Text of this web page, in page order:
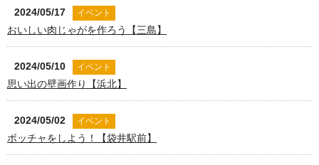
2024/05/17 イベント
おいしい肉じゃがを作ろう【三島】
2024/05/10 イベント
思い出の壁画作り【浜北】
2024/05/02 イベント
ボッチャをしよう！【袋井駅前】